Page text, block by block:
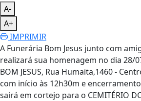
A-
A+
IMPRIMIR
A Funerária Bom Jesus junto com
realizará sua homenagem no dia 28/
BOM JESUS, Rua Humaita,1460 -
com início às 12h30m e
sairá em cortejo para o CEMITÉRIO